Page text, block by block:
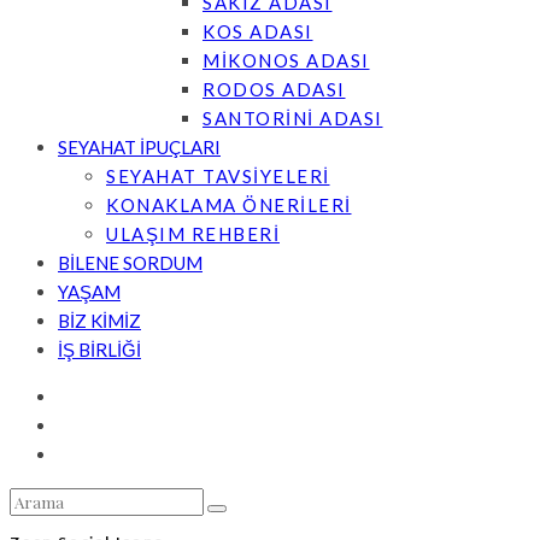
KOS ADASI
MİKONOS ADASI
RODOS ADASI
SANTORİNİ ADASI
SEYAHAT İPUÇLARI
SEYAHAT TAVSİYELERİ
KONAKLAMA ÖNERİLERİ
ULAŞIM REHBERİ
BİLENE SORDUM
YAŞAM
BİZ KİMİZ
İŞ BİRLİĞİ